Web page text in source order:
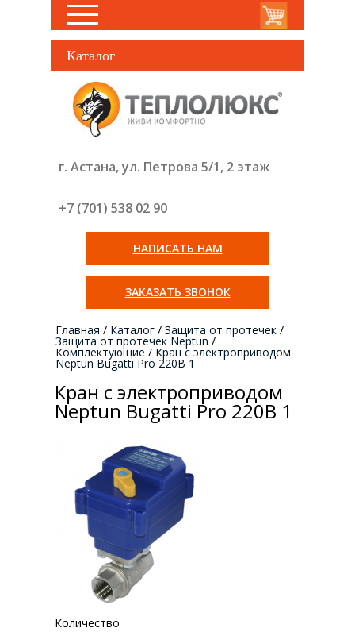
Каталог
г. Астана, ул. Петрова 5/1, 2 этаж
+7 (701) 538 02 90
НАПИСАТЬ НАМ
ЗАКАЗАТЬ ЗВОНОК
Главная / Каталог / Защита от протечек /
Защита от протечек Neptun /
Комплектующие / Кран с электроприводом
Neptun Bugatti Pro 220В 1
Кран с электроприводом
Neptun Bugatti Pro 220В 1
Количество